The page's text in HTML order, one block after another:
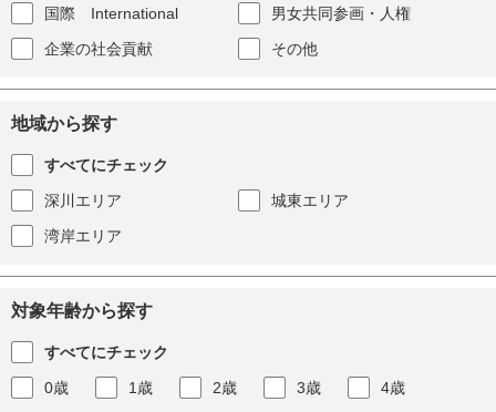
国際 International
男女共同参画・人権
企業の社会貢献
その他
地域から探す
すべてにチェック
深川エリア
城東エリア
湾岸エリア
対象年齢から探す
すべてにチェック
0歳
1歳 2歳 3歳
4歳